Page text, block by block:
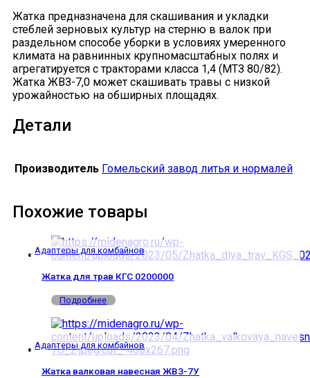
Жатка предназначена для скашивания и укладки
стеблей зерновых культур на стерню в валок при
раздельном способе уборки в условиях умеренного
климата на равнинных крупномасштабных полях и
агрегатируется с тракторами класса 1,4 (МТЗ 80/82).
Жатка ЖВЗ-7,0 может скашивать травы с низкой
урожайностью на обширных площадях.
Детали
Производитель Гомельский завод литья и нормалей
Похожие товары
Адаптеры для комбайнов
Жатка для трав КГС 0200000
Подробнее
Адаптеры для комбайнов
Жатка валковая навесная ЖВЗ-7У